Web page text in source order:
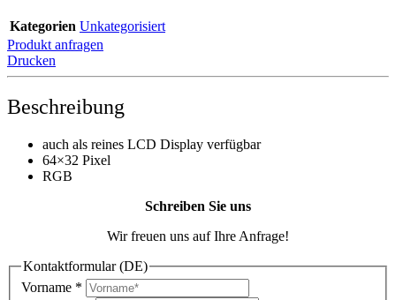
Kategorien Unkategorisiert
Produkt anfragen
Drucken
Beschreibung
auch als reines LCD Display verfügbar
64×32 Pixel
RGB
Schreiben Sie uns
Wir freuen uns auf Ihre Anfrage!
Kontaktformular (DE)
Vorname *